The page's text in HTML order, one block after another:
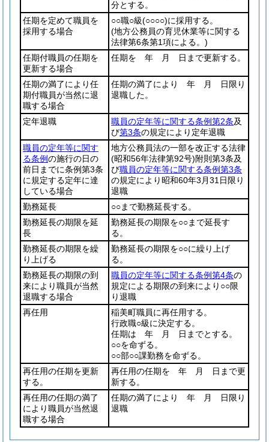
分とする。
任期を定めて職員を
採用する場合
○○職○級(○○○○)に採用する。
(地方公務員の育児休業等に関する
法律第6条第1項による。)
任期付職員の任期を
更新する場合
任期を 年 月 日まで更新する。
任期の満了により任
期付職員が当然に退
職する場合
任期の満了により 年 月 日限り
退職した。
定年退職 職員の定年等に関する条例第2条及
び第3条の規定により定年退職
職員の定年等に関す
る条例の施行の日の
前日までに条例第3条
に規定する定年に達
している場合
地方公務員法の一部を改正する法律
(昭和56年法律第92号)附則第3条及
び職員の定年等に関する条例第3条
の規定により昭和60年3月31日限り
退職
勤務延長
○○まで勤務延長する。
勤務延長の期限を延
長
勤務延長の期限を○○まで延長す
る。
勤務延長の期限を繰
り上げる
勤務延長の期限を○○に繰り上げ
る。
勤務延長の期限の到
来により職員が当然
退職する場合
職員の定年等に関する条例第4条の
規定による期限の到来により○○限
り退職
再任用
稲美町職員に再任用する。
行政職○級に決定する。
任期は 年 月 日までとする。
○○を命ずる。
○○部○○課勤務を命ずる。
再任用の任期を更新
する。
再任用の任期を 年 月 日まで更
新する。
再任用の任期の満了
により職員が当然退
職する場合
任期の満了により 年 月 日限り
退職